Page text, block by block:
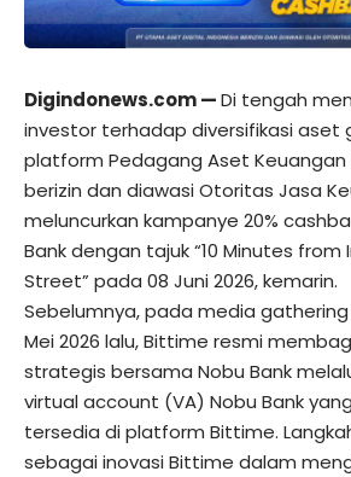
Digindonews.com—Di tengah
investor terhadap diversifikasi aset
platform Pedagang Aset Keuangan
berizin dan diawasi Otoritas Jasa
meluncurkan kampanye 20%
Bank dengan tajuk “10 Minutes
Street” pada 08 Juni 2026, kemarin.
Sebelumnya, pada media gathering
Mei 2026 lalu, Bittime resmi
strategis bersama Nobu Bank
virtual account (VA) Nobu Bank
tersedia di platform Bittime.
sebagai inovasi Bittime dalam